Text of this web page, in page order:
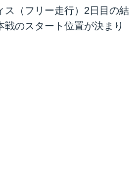
ス（フリー走行）2日目の結
戦のスタート位置が決まり